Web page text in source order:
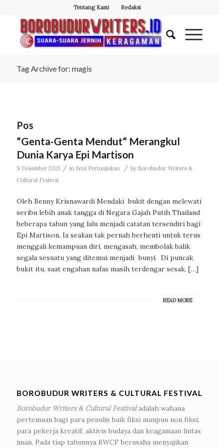
Tentang Kami Redaksi
Tag Archive for: magis
Pos
“Genta-Genta Mendut“ Merangkul
Dunia Karya Epi Martison
9 Desember 2021 / in Seni Pertunjukan / by Borobudur Writers &
Cultural Festival
Oleh Benny Krisnawardi Mendaki bukit dengan melewati
seribu lebih anak tangga di Negara Gajah Putih Thailand
beberapa tahun yang lalu menjadi catatan tersendiri bagi
Epi Martison. Ia seakan tak pernah berhenti untuk terus
menggali kemampuan diri, mengasah, membolak balik
segala sesuatu yang ditemui menjadi bunyi. Di puncak
bukit itu, saat engahan nafas masih terdengar sesak, […]
READ MORE
BOROBUDUR WRITERS & CULTURAL FESTIVAL
Borobudur Writers & Cultural Festivaladalah wahana
pertemuan bagi para penulis baik fiksi maupun non fiksi,
para pekerja kreatif, aktivis budaya dan keagamaan lintas
iman. Pada tiap tahunnya BWCF berusaha menyajikan